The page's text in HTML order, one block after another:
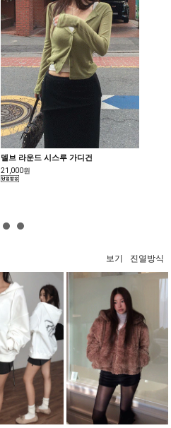
델브 라운드 시스루 가디건
21,000원
보기 진열방식